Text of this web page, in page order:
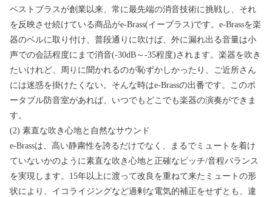
ベストブラスが創業以来、常に最先端の消音技術に挑戦し、それ
を反映させ続けている商品がe-Brass(イーブラス)です。e-Brassを楽
器のベルに取り付け、普段通りに吹けば、外に漏れ出る音量は小
声での会話程度にまで消音(-30dB～-35程度)されます。楽器を吹き
たいけれど、周りに聞かれるのが恥ずかしかったり、ご近所さん
には迷惑を掛けたくない。そんな時はe-Brassの出番です。このポ
ータブル防音室があれば、いつでもどこでも楽器の演奏ができま
す。
(2) 素直な吹き心地と自然なサウンド
e-Brassは、高い静粛性を誇るだけでなく、まるでミュートを着け
ていないかのように素直な吹き心地と正確なピッチ/音程バランス
を実現します。15年以上に渡って改良を重ねて来たミュートの形
状により、イコライジングなど過剰な電気的補正をせずとも、違